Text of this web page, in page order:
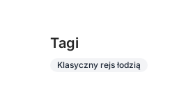
Tagi
Klasyczny rejs łodzią